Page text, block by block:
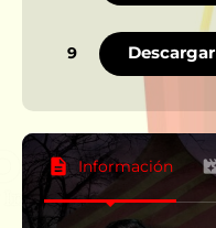
9 Descargar
Información